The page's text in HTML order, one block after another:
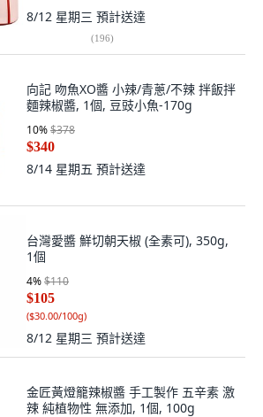
8/12 星期三 預計送達
(196)
向記 吻魚XO醬 小辣/青蔥/不辣 拌飯拌
麵辣椒醬, 1個, 豆豉小魚-170g
10%$378
$340
8/14 星期五 預計送達
台灣愛醬 鮮切朝天椒 (全素可), 350g,
1個
4%$110
$105
($30.00/100g)
8/12 星期三 預計送達
金匠黃燈籠辣椒醬 手工製作 五辛素 激
辣 純植物性 無添加, 1個, 100g